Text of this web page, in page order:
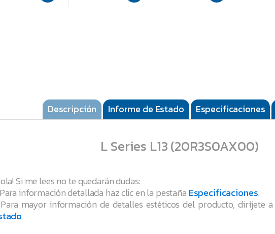
Descripción Informe de Estado Especificaciones
L Series L13 (20R3S0AX00)
Si me lees no te quedarán dudas:
información detallada haz clic en la pestaña Especificaciones.
mayor información de detalles estéticos del producto, diríjete
.